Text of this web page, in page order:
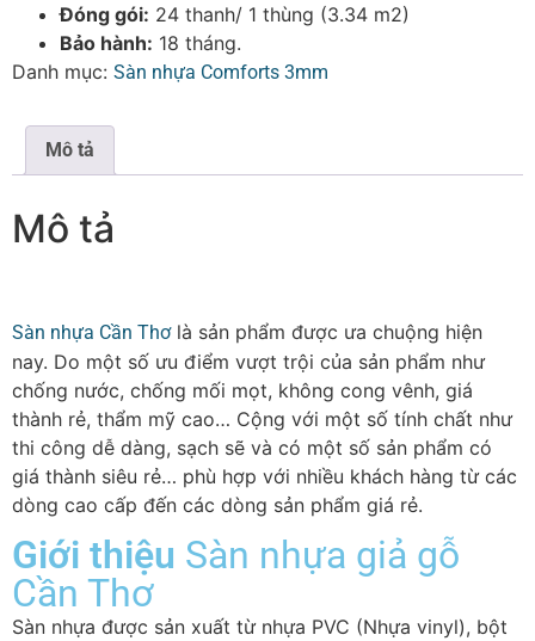
Đóng gói: 24 thanh/ 1 thùng (3.34 m2)
Bảo hành: 18 tháng.
Danh mục: Sàn nhựa Comforts 3mm
Mô tả
Mô tả
Sàn nhựa Cần Thơlà sản phẩm được ưa chuộng hiện
nay. Do một số ưu điểm vượt trội của sản phẩm như
chống nước, chống mối mọt, không cong vênh, giá
thành rẻ, thẩm mỹ cao… Cộng với một số tính chất như
thi công dễ dàng, sạch sẽ và có một số sản phẩm có
giá thành siêu rẻ… phù hợp với nhiều khách hàng từ các
dòng cao cấp đến các dòng sản phẩm giá rẻ.
Giới thiệu Sàn nhựa giả gỗ
Cần Thơ
Sàn nhựa được sản xuất từ nhựa PVC (Nhựa vinyl), bột